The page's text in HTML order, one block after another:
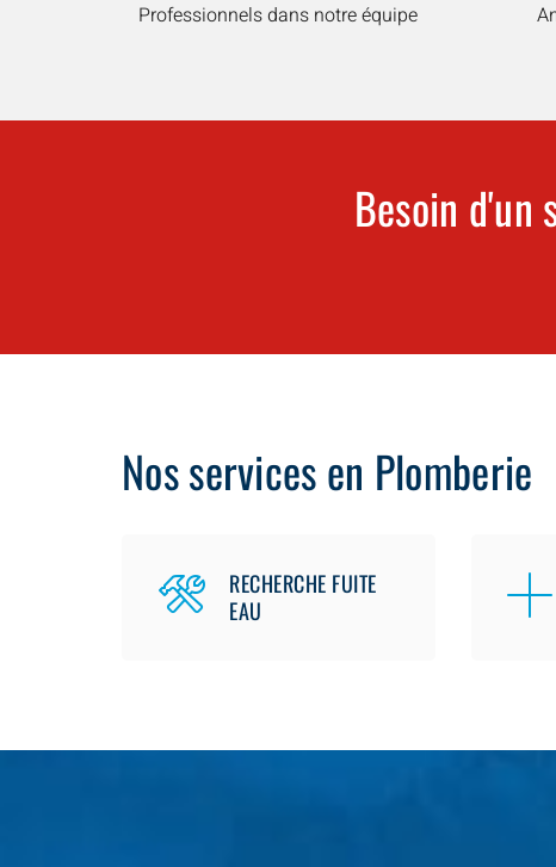
Professionnels dans notre équipe
Besoin
Nos services en Plomberie
RECHERCHE FUITE
EAU